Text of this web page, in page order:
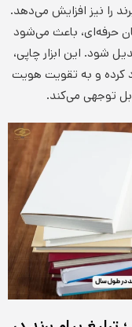
را نیز افزایش می‌دهد.
حرفه‌ای، باعث می‌شود
شود. این ابزار چاپی،
کرده و به تقویت هویت
توجهی می‌کند.